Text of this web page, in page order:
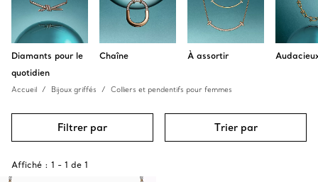
Diamants pour le
quotidien
Chaîne À assortir
Accueil Bijoux griffés Colliers et pendentifs pour femmes
Filtrer par Trier par
Affiché : 1 - 1 de 1